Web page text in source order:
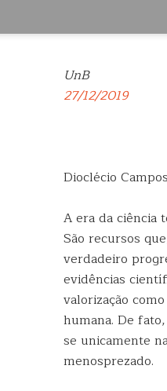
UnB
27/12/2019
Dioclécio
A era da ciência
São recursos
verdadeiro
evidências
valorização
humana. De
se unicamente
menosprezado.